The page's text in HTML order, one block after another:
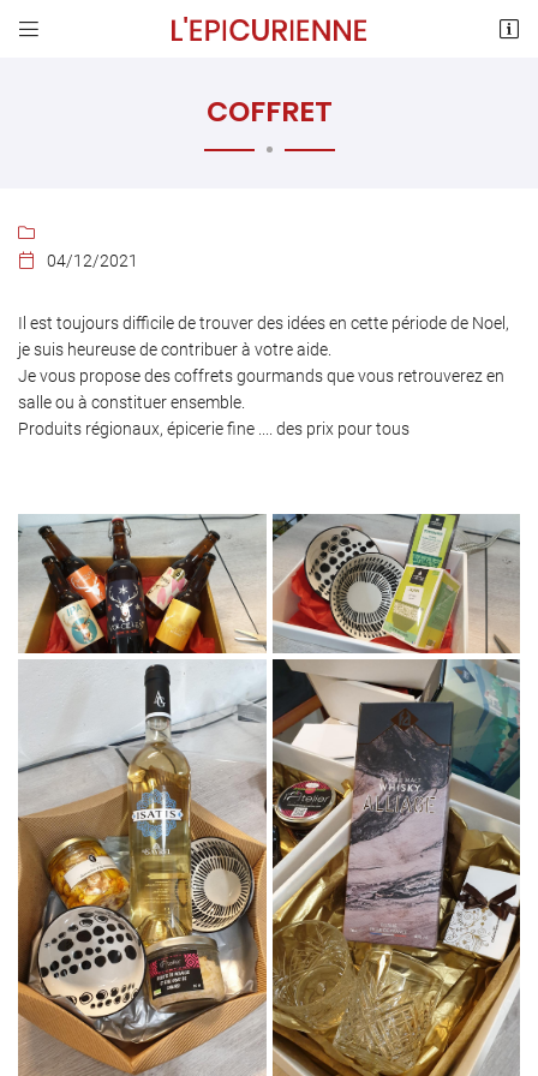
 
 Adresse email de réception
l'adresse email indiqué ci-dessus. Vous pouvez vous désinscrire à tout moment en
COFFRET


04/12/2021
Il est toujours difficile de trouver des idées en cette période de Noel,
je suis heureuse de contribuer à votre aide.
Je vous propose des coffrets gourmands que vous retrouverez en
salle ou à constituer ensemble.
Produits régionaux, épicerie fine .... des prix pour tous